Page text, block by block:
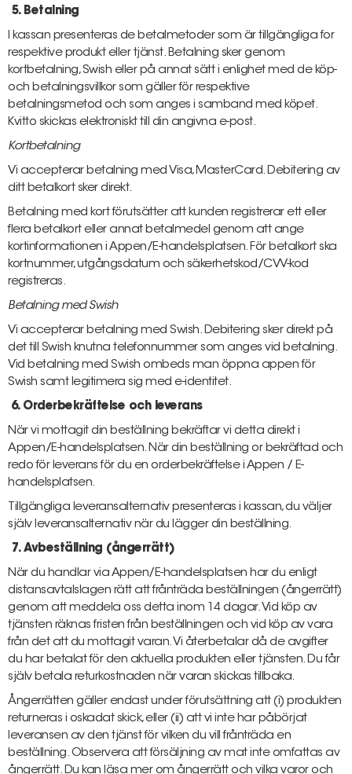
5. Betalning
I kassan presenteras de betalmetoder som är tillgängliga for
respektive produkt eller tjänst. Betalning sker genom
kortbetalning, Swish eller på annat sätt i enlighet med de köp-
och betalningsvillkor som gäller för respektive
betalningsmetod och som anges i samband med köpet.
Kvitto skickas elektroniskt till din angivna e-post.
Kortbetalning
Vi accepterar betalning med Visa, MasterCard. Debitering av
ditt betalkort sker direkt.
Betalning med kort förutsätter att kunden registrerar ett eller
flera betalkort eller annat betalmedel genom att ange
kortinformationen i Appen/E-handelsplatsen. För betalkort ska
kortnummer, utgångsdatum och säkerhetskod/CVV-kod
registreras.
Betalning med Swish
Vi accepterar betalning med Swish. Debitering sker direkt på
det till Swish knutna telefonnummer som anges vid betalning.
Vid betalning med Swish ombeds man öppna appen för
Swish samt legitimera sig med e-identitet.
6. Orderbekräftelse och leverans
När vi mottagit din beställning bekräftar vi detta direkt i
Appen/E-handelsplatsen. När din beställning or bekräftad och
redo för leverans för du en orderbekräftelse i Appen / E-
handelsplatsen.
Tillgängliga leveransalternativ presenteras i kassan, du väljer
själv leveransalternativ när du lägger din beställning.
7. Avbeställning (ångerrätt)
När du handlar via Appen/E-handelsplatsen har du enligt
distansavtalslagen rätt att frånträda beställningen (ångerrätt)
genom att meddela oss detta inom 14 dagar. Vid köp av
tjänsten räknas fristen från beställningen och vid köp av vara
från det att du mottagit varan. Vi återbetalar då de avgifter
du har betalat för den aktuella produkten eller tjänsten. Du får
själv betala returkostnaden när varan skickas tillbaka.
Ångerrätten gäller endast under förutsättning att (i) produkten
returneras i oskadat skick, eller (ii) att vi inte har påbörjat
leveransen av den tjänst för vilken du vill frånträda en
beställning. Observera att försäljning av mat inte omfattas av
ångerrätt. Du kan läsa mer om ångerrätt och vilka varor och